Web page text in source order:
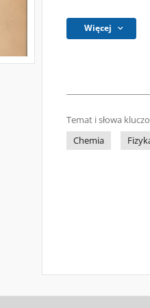
Więcej
Temat i słowa
Chemia